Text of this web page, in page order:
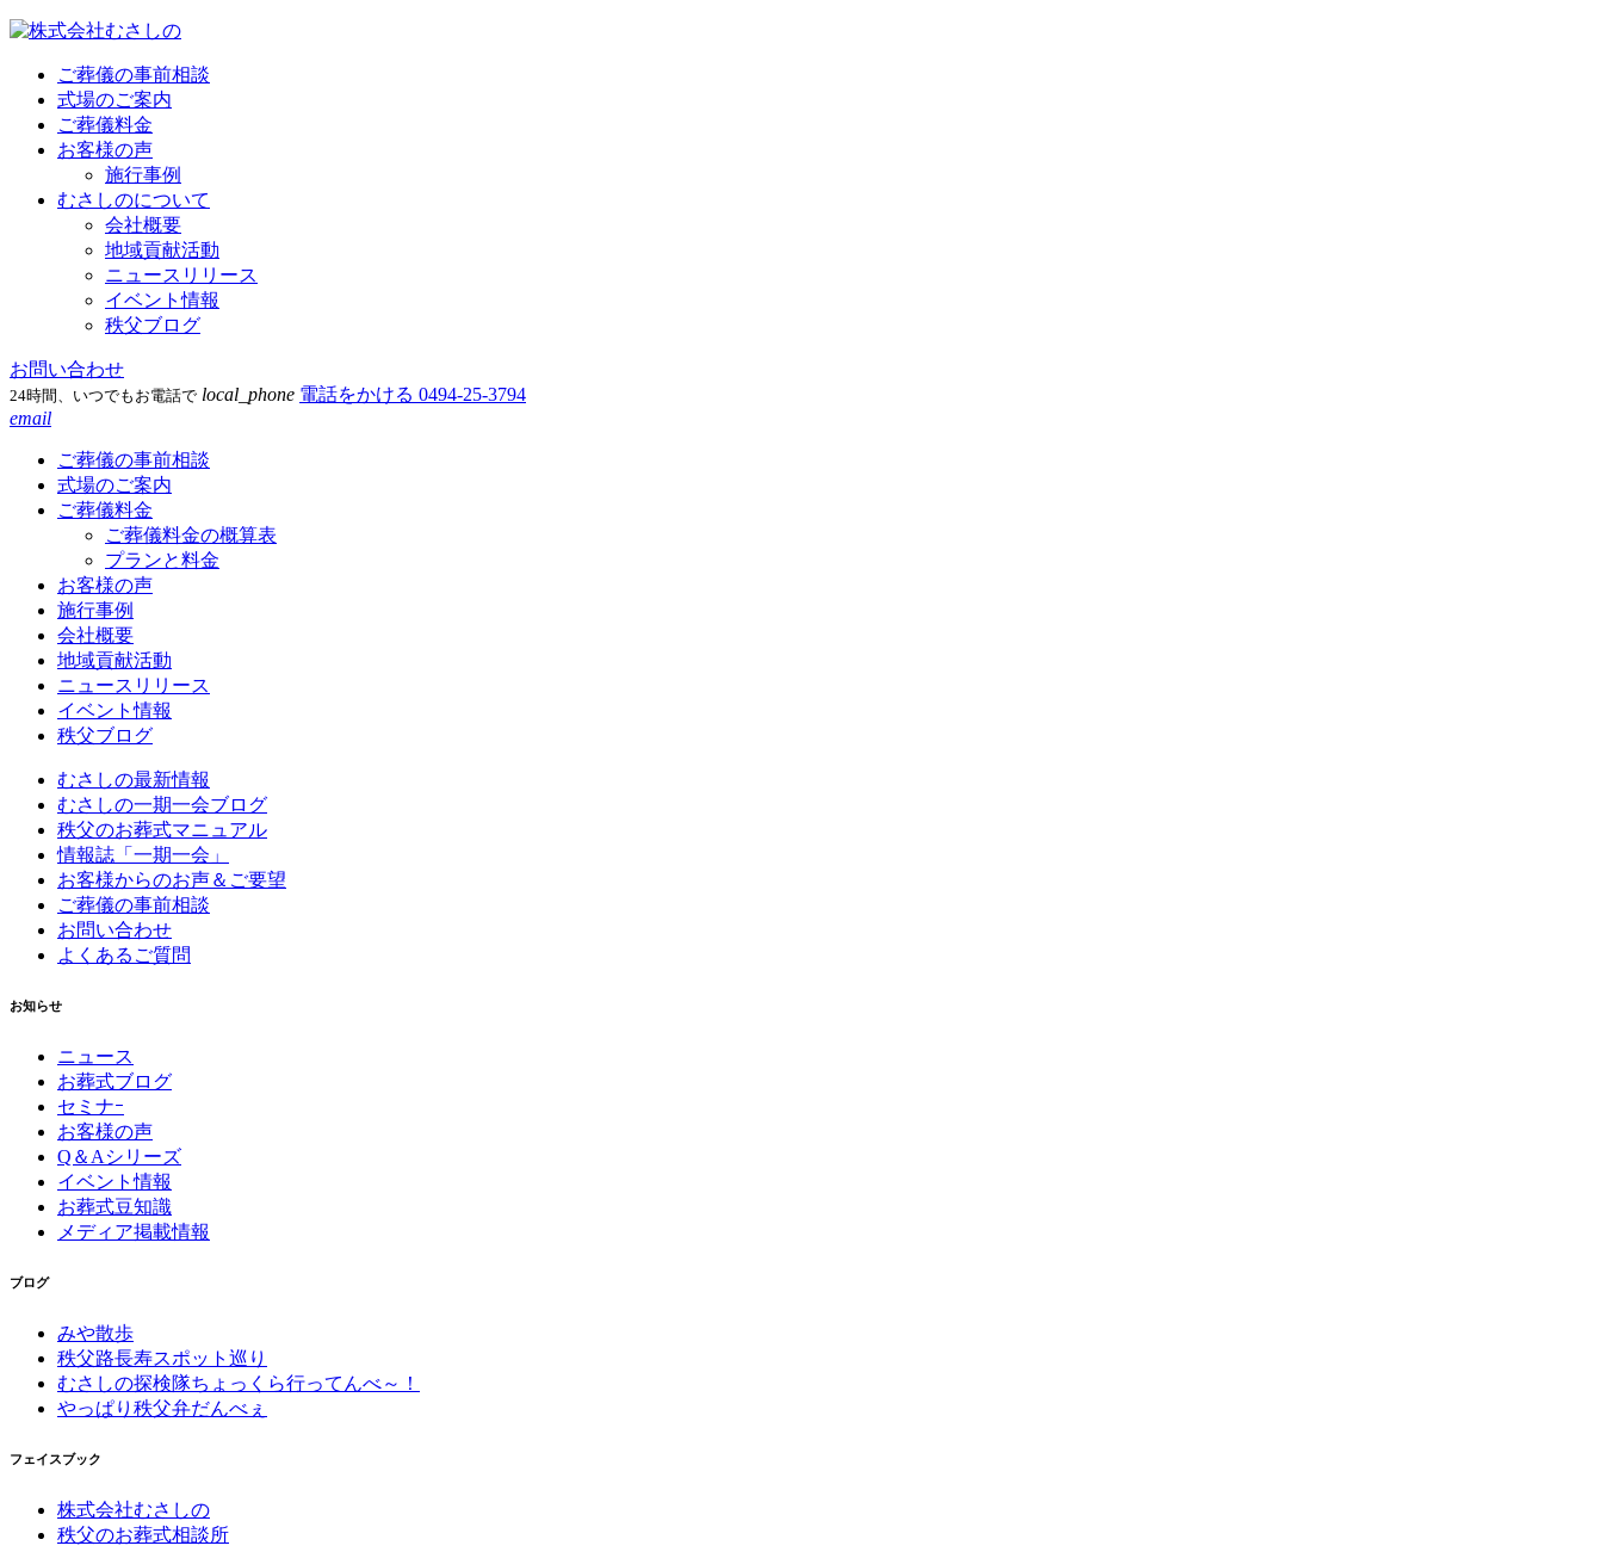
ご葬儀の事前相談
式場のご案内
ご葬儀料金
お客様の声
施行事例
むさしのについて
会社概要
地域貢献活動
ニュースリリース
イベント情報
秩父ブログ
お問い合わせ
24時間、いつでもお電話で local_phone 電話をかける 0494-25-3794
email
ご葬儀の事前相談
式場のご案内
ご葬儀料金
ご葬儀料金の概算表
プランと料金
お客様の声
施行事例
会社概要
地域貢献活動
ニュースリリース
イベント情報
秩父ブログ
むさしの最新情報
むさしの一期一会ブログ
秩父のお葬式マニュアル
情報誌「一期一会」
お客様からのお声＆ご要望
ご葬儀の事前相談
お問い合わせ
よくあるご質問
お知らせ
ニュース
お葬式ブログ
セミナｰ
お客様の声
Q＆Aシリーズ
イベント情報
お葬式豆知識
メディア掲載情報
ブログ
みや散歩
秩父路長寿スポット巡り
むさしの探検隊ちょっくら行ってんべ～！
やっぱり秩父弁だんべぇ
フェイスブック
株式会社むさしの
秩父のお葬式相談所